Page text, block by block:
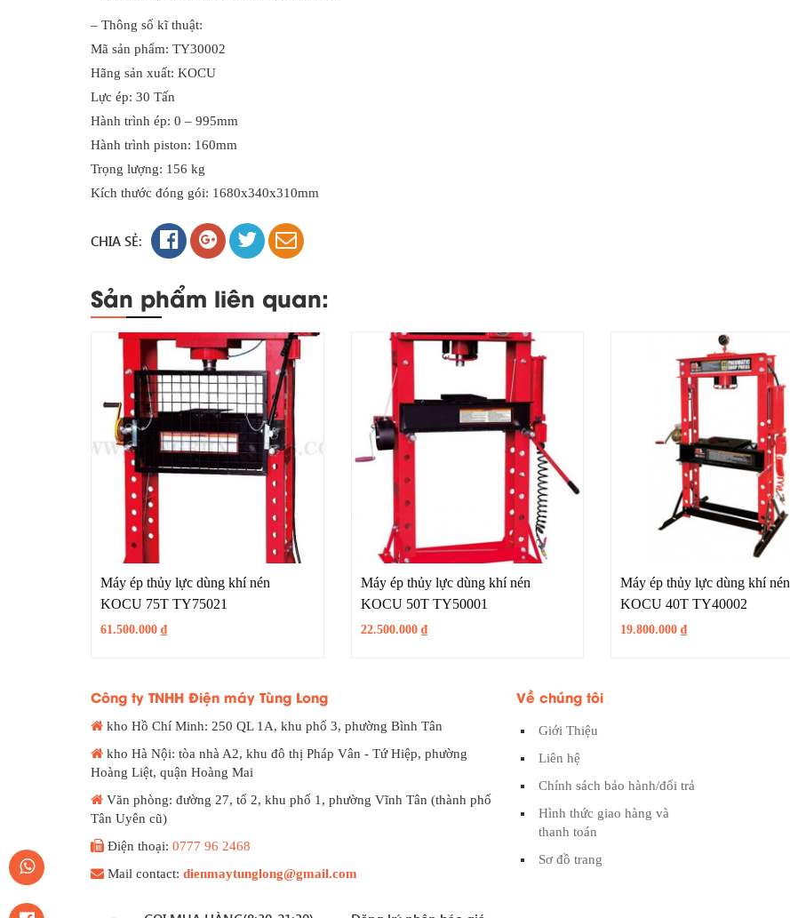
– Thông số kĩ thuật:
Mã sản phẩm: TY30002
Hãng sản xuất: KOCU
Lực ép: 30 Tấn
Hành trình ép: 0 – 995mm
Hành trình piston: 160mm
Trọng lượng: 156 kg
Kích thước đóng gói: 1680x340x310mm
CHIA SẺ:
Sản phẩm liên quan:
Máy ép thủy lực dùng khí nén
KOCU 75T TY75021
61.500.000 ₫
Máy ép thủy lực dùng khí nén
KOCU 50T TY50001
22.500.000 ₫
Máy ép thủy lực dùng khí nén
KOCU 40T TY40002
19.800.000 ₫
Công ty TNHH Điện máy Tùng Long
kho Hồ Chí Minh: 250 QL 1A, khu phố 3, phường Bình Tân
kho Hà Nội: tòa nhà A2, khu đô thị Pháp Vân - Tứ Hiệp, phường
Hoàng Liệt, quận Hoàng Mai
Văn phòng: đường 27, tổ 2, khu phố 1, phường Vĩnh Tân (thành phố
Tân Uyên cũ)
Điện thoại: 0777 96 2468
Mail contact: dienmaytunglong@gmail.com
Về chúng tôi
Giới Thiệu
Liên hệ
Chính sách bảo hành/đổi trả
Hình thức giao hàng và
thanh toán
Sơ đồ trang